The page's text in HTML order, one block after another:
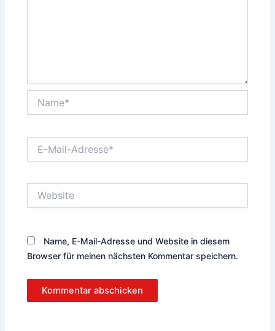
Mail-
Name, E-Mail-Adresse und Website in diesem
Browser für meinen nächsten Kommentar speichern.